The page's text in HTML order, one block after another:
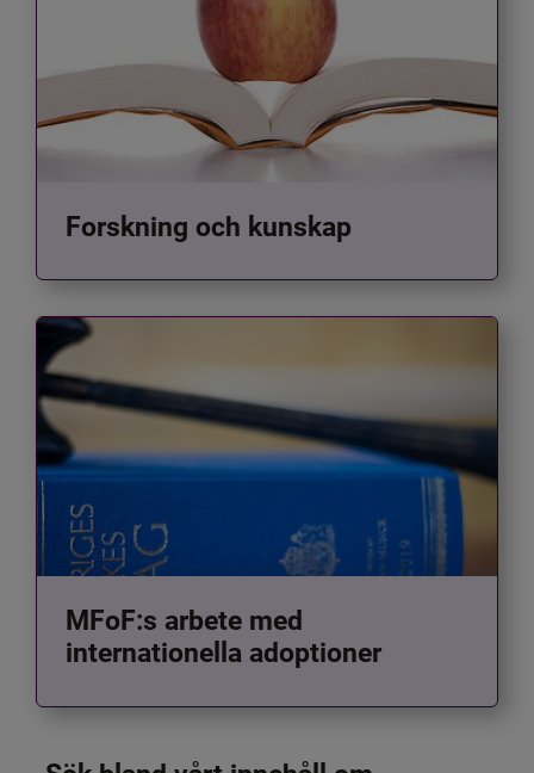
Forskning och kunskap
MFoF:s arbete med
internationella adoptioner